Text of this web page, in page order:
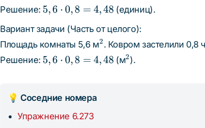
Решение: 5,6
0,8 =
4,48
5,6 ⋅0,8 = 4,48 (единиц).
Вариант задачи (Часть от целого):
Площадь комнаты 5,6 м^2
2. Ковром застелили 0,8
Решение: 5,6
4,48
5,6 ⋅0,8 = 4,48 (м^2
2).
💡 Соседние номера
Упражнение 6.273